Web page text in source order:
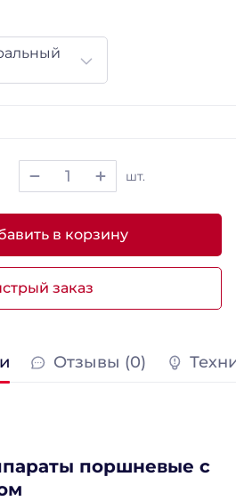
шт.
заказ
в корзину
Отзывы (0)
поршневые с